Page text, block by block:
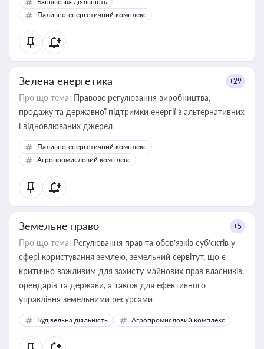
Паливно-енергетичний комплекс
Зелена енергетика +29
Про що тема: Правове регулювання виробництва,
продажу та державної підтримки енергії з альтернативних
і відновлюваних джерел
Паливно-енергетичний комплекс
Агропромисловий комплекс
Земельне право +5
Про що тема: Регулювання прав та обов’язків суб’єктів у
сфері користування землею, земельний сервітут, що є
критично важливим для захисту майнових прав власників,
орендарів та держави, а також для ефективного
управління земельними ресурсами
Будівельна діяльність Агропромисловий комплекс